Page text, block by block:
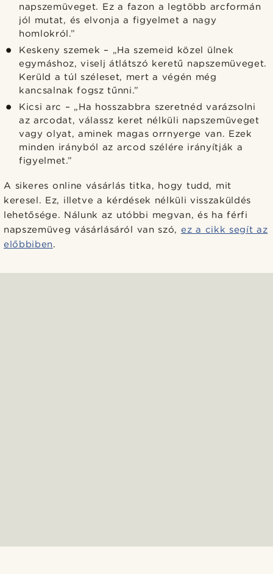
napszemüveget. Ez a fazon a legtöbb arcformán
jól mutat, és elvonja a figyelmet a nagy
homlokról.”
Keskeny szemek – „Ha szemeid közel ülnek
egymáshoz, viselj átlátszó keretű napszemüveget.
Kerüld a túl széleset, mert a végén még
kancsalnak fogsz tűnni.”
Kicsi arc – „Ha hosszabbra szeretnéd varázsolni
az arcodat, válassz keret nélküli napszemüveget
vagy olyat, aminek magas orrnyerge van. Ezek
minden irányból az arcod szélére irányítják a
figyelmet.”
A sikeres online vásárlás titka, hogy tudd, mit
keresel. Ez, illetve a kérdések nélküli visszaküldés
lehetősége. Nálunk az utóbbi megvan, és ha férfi
napszemüveg vásárlásáról van szó, ez a cikk segít az
előbbiben.